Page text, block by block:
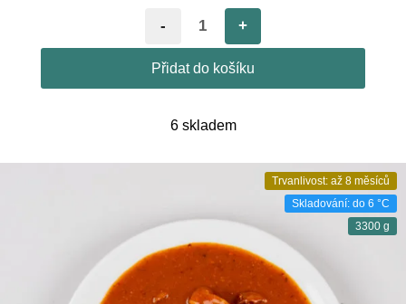
- +
Přidat do košíku
6 skladem
Trvanlivost: až 8 měsíců
Skladování: do 6 °C
3300 g